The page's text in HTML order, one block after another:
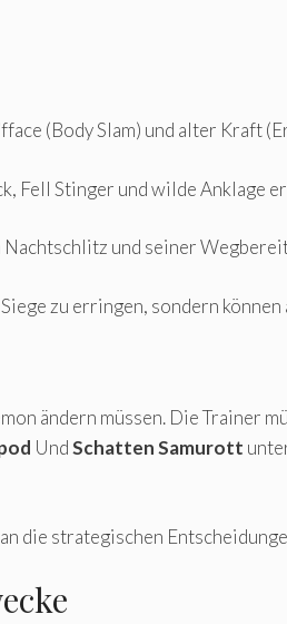
(Body Slam) und alter Kraft
Fell Stinger und wilde Anklage
und seiner
zu erringen, sondern
ändern müssen. Die Trainer
UndSchatten Samurott
die strategischen